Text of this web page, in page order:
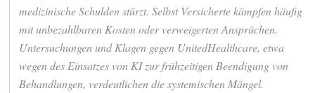
medizinische Schulden stürzt. Selbst Versicherte kämpfen häufig
mit unbezahlbaren Kosten oder verweigerten Ansprüchen.
Untersuchungen und Klagen gegen UnitedHealthcare, etwa
wegen des Einsatzes von KI zur frühzeitigen Beendigung von
Behandlungen, verdeutlichen die systemischen Mängel.